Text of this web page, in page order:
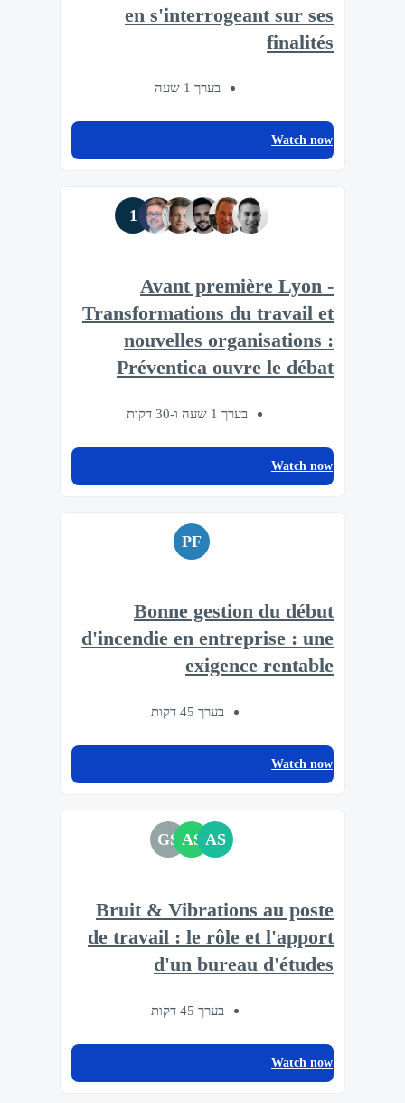
en s'interrogeant sur ses
finalités
בערך 1 שעה
Watch now
1
Avant première Lyon -
Transformations du travail et
nouvelles organisations :
Préventica ouvre le débat
בערך 1 שעה ו-30 דקות
Watch now
PF
Bonne gestion du début
d'incendie en entreprise : une
exigence rentable
בערך 45 דקות
Watch now
AS
AS
GS
Bruit & Vibrations au poste
de travail : le rôle et l'apport
d'un bureau d'études
בערך 45 דקות
Watch now